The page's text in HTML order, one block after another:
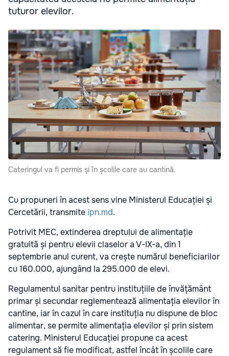
tuturor elevilor.
Cateringul va fi permis și în școlile care au cantină.
Cu propuneri în acest sens vine Ministerul Educației și
Cercetării, transmite ipn.md.
Potrivit MEC, extinderea dreptului de alimentație
gratuită și pentru elevii claselor a V-IX-a, din 1
septembrie anul curent, va crește numărul beneficiarilor
cu 160.000, ajungând la 295.000 de elevi.
Regulamentul sanitar pentru instituțiile de învățământ
primar și secundar reglementează alimentația elevilor în
cantine, iar în cazul în care instituția nu dispune de bloc
alimentar, se permite alimentația elevilor și prin sistem
catering. Ministerul Educației propune ca acest
regulament să fie modificat, astfel încât în școlile care